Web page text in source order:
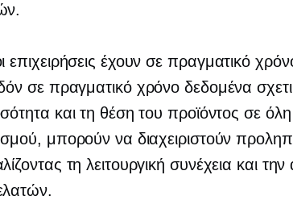
επιχειρήσεις έχουνσε πραγματικό
σε πραγματικό χρόνο δεδομένα
και τη θέση του προϊόντος σε
μπορούν να διαχειριστούν
τη λειτουργική συνέχεια και